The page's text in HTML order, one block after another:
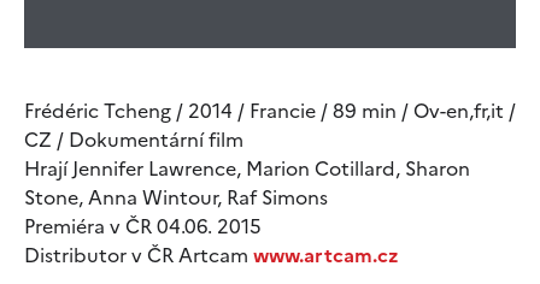
Frédéric Tcheng / 2014 / Francie / 89 min / Ov-en,fr,it /
CZ / Dokumentární film
Hrají Jennifer Lawrence, Marion Cotillard, Sharon
Stone, Anna Wintour, Raf Simons
Premiéra v ČR 04.06. 2015
Distributor v ČR Artcam www.artcam.cz